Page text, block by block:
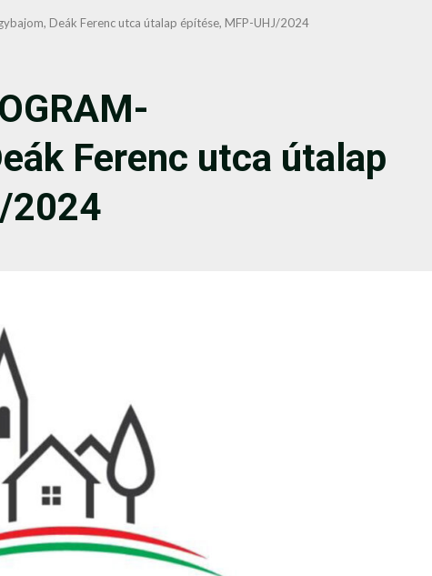
Deák Ferenc utca útalap építése, MFP-UHJ/2024
Ferenc utca útalap
2024